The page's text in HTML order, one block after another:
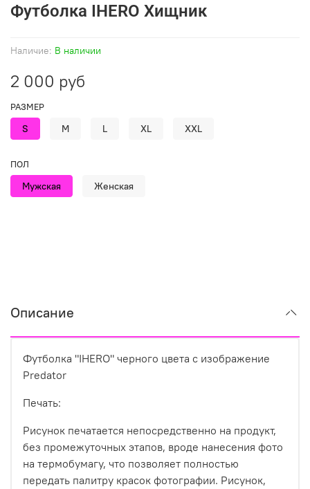
Наличие: В наличии
Футболка IHERO Хищник
2 000 руб
РАЗМЕР
S M L XL XXL
ПОЛ
Мужская Женская
Описание
Футболка "IHERO" черного цвета с изображение
Predator
Печать:
Рисунок печатается непосредственно на продукт,
без промежуточных этапов, вроде нанесения фото
на термобумагу, что позволяет полностью
передать палитру красок фотографии. Рисунок,